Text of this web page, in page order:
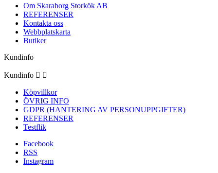
Om Skaraborg Storkök AB
REFERENSER
Kontakta oss
Webbplatskarta
Butiker
Kundinfo
Kundinfo  
Köpvillkor
ÖVRIG INFO
GDPR (HANTERING AV PERSONUPPGIFTER)
REFERENSER
Testflik
Facebook
RSS
Instagram